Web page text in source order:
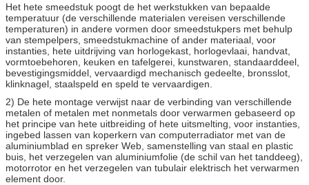
Het hete smeedstuk poogt de het werkstukken van bepaalde
temperatuur (de verschillende materialen vereisen verschillende
temperaturen) in andere vormen door smeedstukpers met behulp
van stempelpers, smeedstukmachine of ander materiaal, voor
instanties, hete uitdrijving van horlogekast, horlogevlaai, handvat,
vormtoebehoren, keuken en tafelgerei, kunstwaren, standaarddeel,
bevestigingsmiddel, vervaardigd mechanisch gedeelte, bronsslot,
klinknagel, staalspeld en speld te vervaardigen.
2) De hete montage verwijst naar de verbinding van verschillende
metalen of metalen met nonmetals door verwarmen gebaseerd op
het principe van hete uitbreiding of hete uitsmelting, voor instanties,
ingebed lassen van koperkern van computerradiator met van de
aluminiumblad en spreker Web, samenstelling van staal en plastic
buis, het verzegelen van aluminiumfolie (de schil van het tanddeeg),
motorrotor en het verzegelen van tubulair elektrisch het verwarmen
element door.